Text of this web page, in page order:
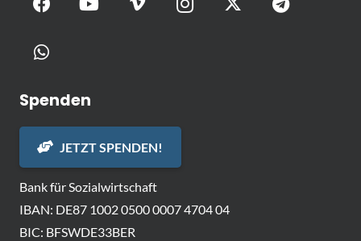
Spenden
JETZT SPENDEN!
Bank für Sozialwirtschaft
IBAN: DE87 1002 0500 0007 4704 04
BIC: BFSWDE33BER